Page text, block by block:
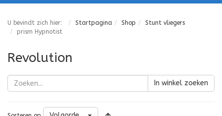
U bevindt zich hier: Startpagina Shop
Stunt vliegers
prism Hypnotist
Revolution
In winkel zoeken